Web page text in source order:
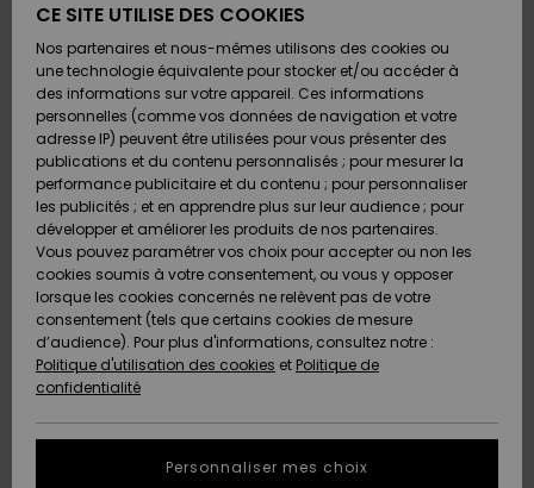
Chaussures
& Tongs
Surf
Snow
Nouveautés
A
Découvrir
Chaussures
& Tongs
Surf
Snow
Nouveautés
A
Découvrir
FEMME
A
Découvrir
Snow
SURF
Surf
Shop
Enfant
Highlights
Communauté
SNOW
Snow
Shop
Enfant
Snow
Shop
Femme
A
Découvrir
Communauté
OUTLET
Enfant
Outlet
Femme
AIDE &
CONTACT
Retours
Paiement
Carte
Cadeau
Quiksilver
Freedom
Protection
des
tailles
MAGASINS
QUIKSILVER
CE SITE UTILISE DES COOKIES
Nos partenaires et nous-mêmes utilisons des cookies ou
une technologie équivalente pour stocker et/ou accéder à
des informations sur votre appareil. Ces informations
personnelles (comme vos données de navigation et votre
adresse IP) peuvent être utilisées pour vous présenter des
publications et du contenu personnalisés ; pour mesurer la
performance publicitaire et du contenu ; pour personnaliser
les publicités ; et en apprendre plus sur leur audience ; pour
développer et améliorer les produits de nos partenaires.
Vous pouvez paramétrer vos choix pour accepter ou non les
cookies soumis à votre consentement, ou vous y opposer
lorsque les cookies concernés ne relèvent pas de votre
consentement (tels que certains cookies de mesure
d’audience). Pour plus d'informations, consultez notre :
Politique d'utilisation des cookies et Politique de
confidentialité
Personnaliser mes choix